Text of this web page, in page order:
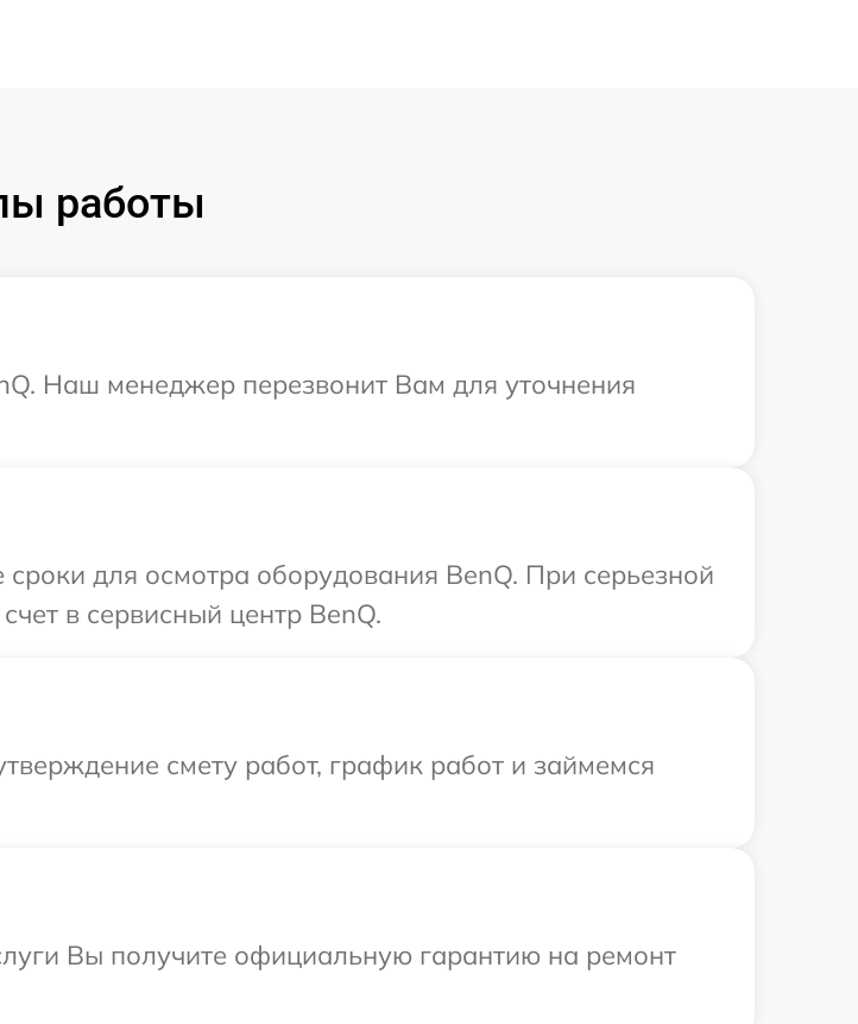
работы
Наш менеджер перезвонит Вам для уточнения
для осмотра оборудования BenQ. При серьезной
в сервисный центр BenQ.
смету работ, график работ и займемся
Вы получите официальную гарантию на ремонт